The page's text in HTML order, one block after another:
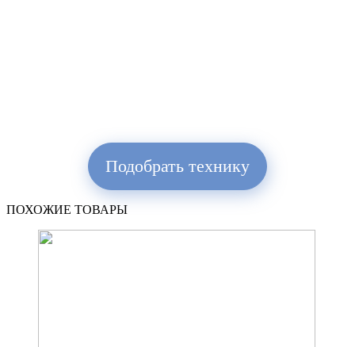
Подобрать технику
ПОХОЖИЕ ТОВАРЫ